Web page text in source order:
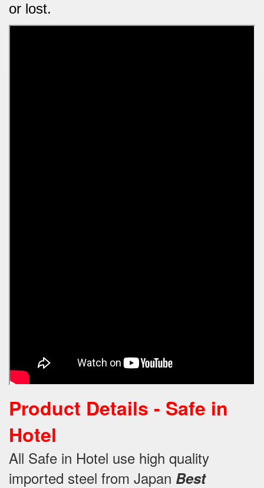
or lost.
Product Details - Safe in
Hotel
All Safe in Hotel use high quality
imported steel from Japan Best